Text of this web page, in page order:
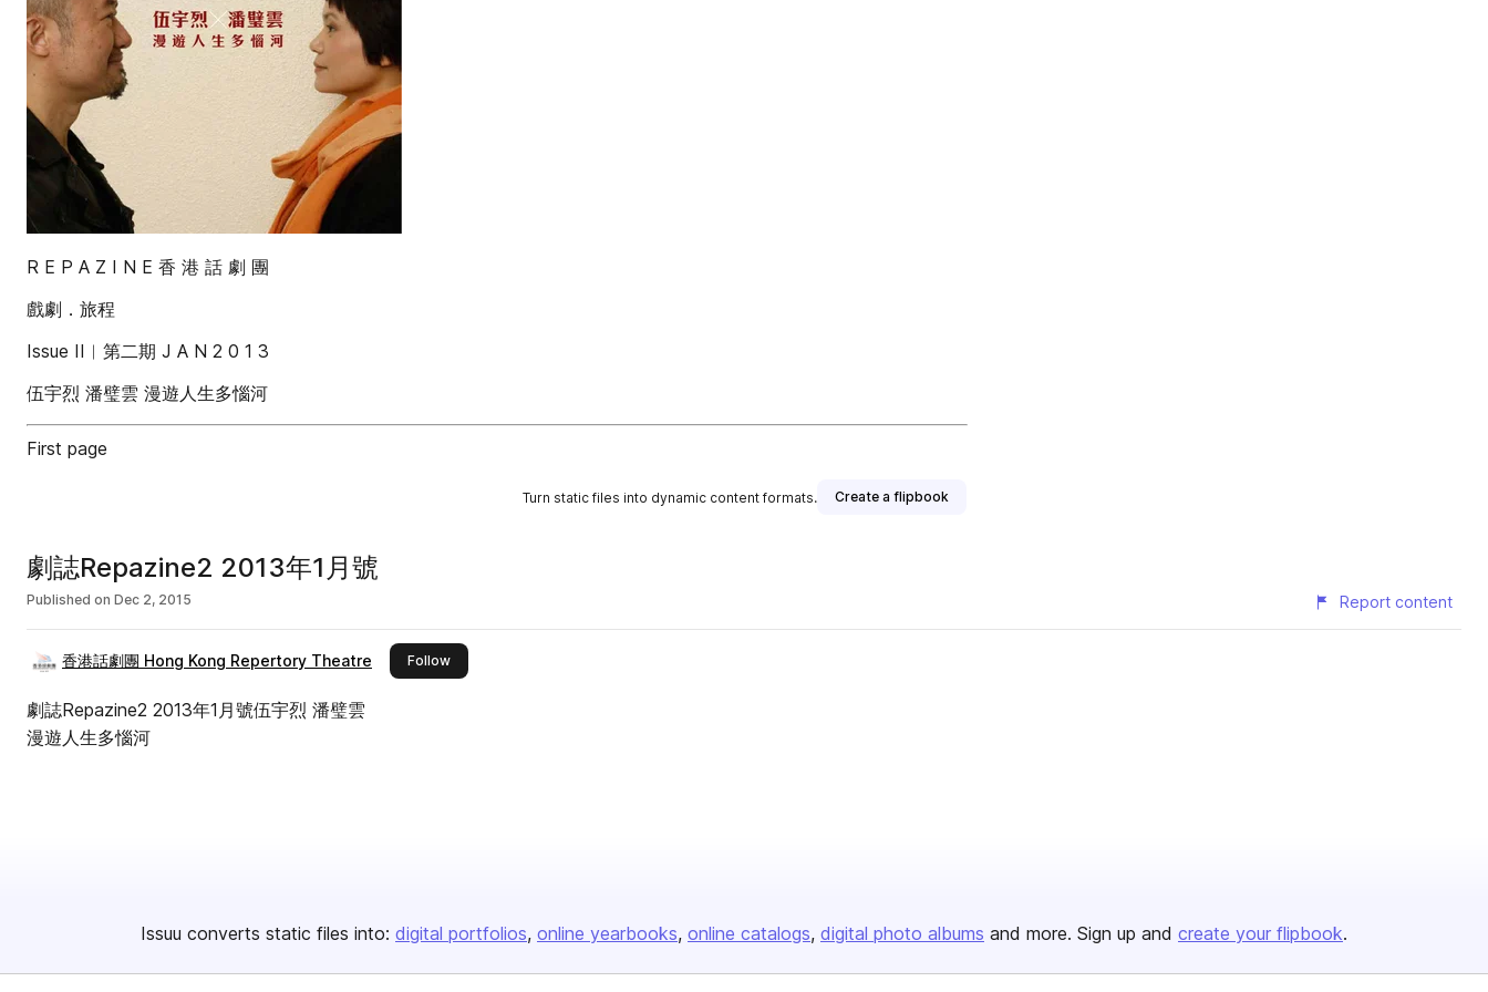
R E P A Z I N E 香 港 話 劇 團
戲劇．旅程
Issue II︱第二期 J A N 2 0 1 3
伍宇烈 潘璧雲 漫遊人生多惱河
First page
Turn static files into dynamic content formats. Create a flipbook
劇誌Repazine2 2013年1月號
Published on Dec 2, 2015 Report content
香港話劇團 Hong Kong Repertory Theatre Followthis publisher
劇誌Repazine2 2013年1月號伍宇烈 潘璧雲
漫遊人生多惱河
Issuu converts static files into: digital portfolios online yearbooks online catalogs digital photo albums and more. Sign up and create your flipbook.